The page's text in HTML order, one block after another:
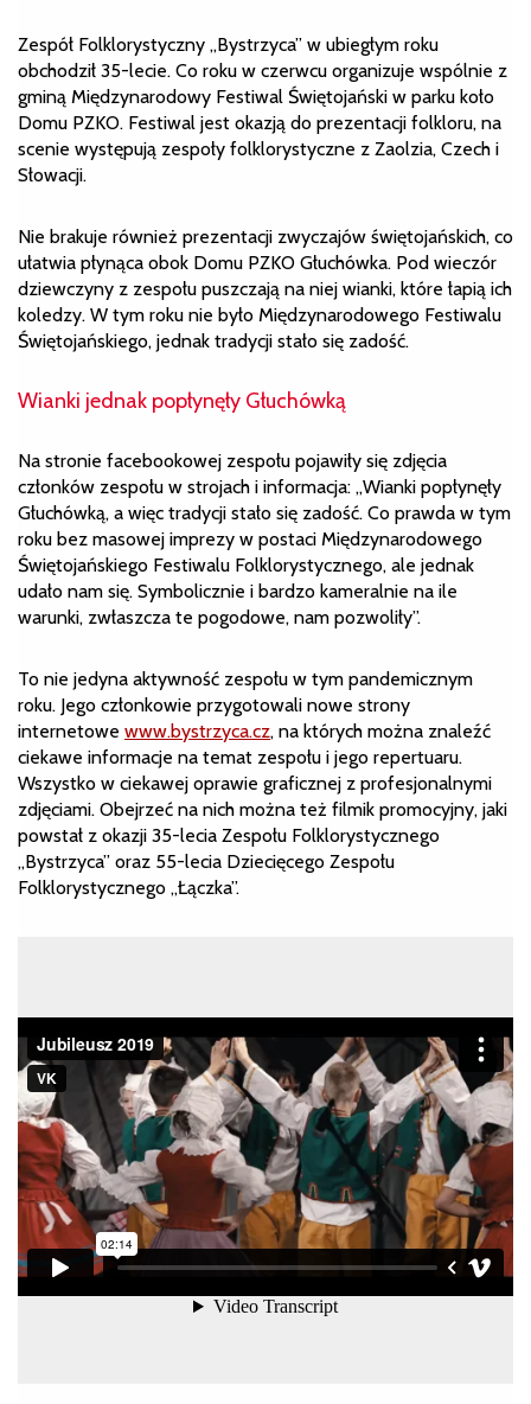
Zespół Folklorystyczny „Bystrzyca” w ubiegłym roku
obchodził 35-lecie. Co roku w czerwcu organizuje wspólnie z
gminą Międzynarodowy Festiwal Świętojański w parku koło
Domu PZKO. Festiwal jest okazją do prezentacji folkloru, na
scenie występują zespoły folklorystyczne z Zaolzia, Czech i
Słowacji.
Nie brakuje również prezentacji zwyczajów świętojańskich, co
ułatwia płynąca obok Domu PZKO Głuchówka. Pod wieczór
dziewczyny z zespołu puszczają na niej wianki, które łapią ich
koledzy. W tym roku nie było Międzynarodowego Festiwalu
Świętojańskiego, jednak tradycji stało się zadość.
Wianki jednak popłynęły Głuchówką
Na stronie facebookowej zespołu pojawiły się zdjęcia
członków zespołu w strojach i informacja: „Wianki popłynęły
Głuchówką, a więc tradycji stało się zadość. Co prawda w tym
roku bez masowej imprezy w postaci Międzynarodowego
Świętojańskiego Festiwalu Folklorystycznego, ale jednak
udało nam się. Symbolicznie i bardzo kameralnie na ile
warunki, zwłaszcza te pogodowe, nam pozwoliły”.
To nie jedyna aktywność zespołu w tym pandemicznym
roku. Jego członkowie przygotowali nowe strony
internetowe www.bystrzyca.cz, na których można znaleźć
ciekawe informacje na temat zespołu i jego repertuaru.
Wszystko w ciekawej oprawie graficznej z profesjonalnymi
zdjęciami. Obejrzeć na nich można też filmik promocyjny, jaki
powstał z okazji 35-lecia Zespołu Folklorystycznego
„Bystrzyca” oraz 55-lecia Dziecięcego Zespołu
Folklorystycznego „Łączka”.